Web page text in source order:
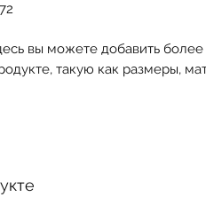
вы можете добавить
такую как размеры,